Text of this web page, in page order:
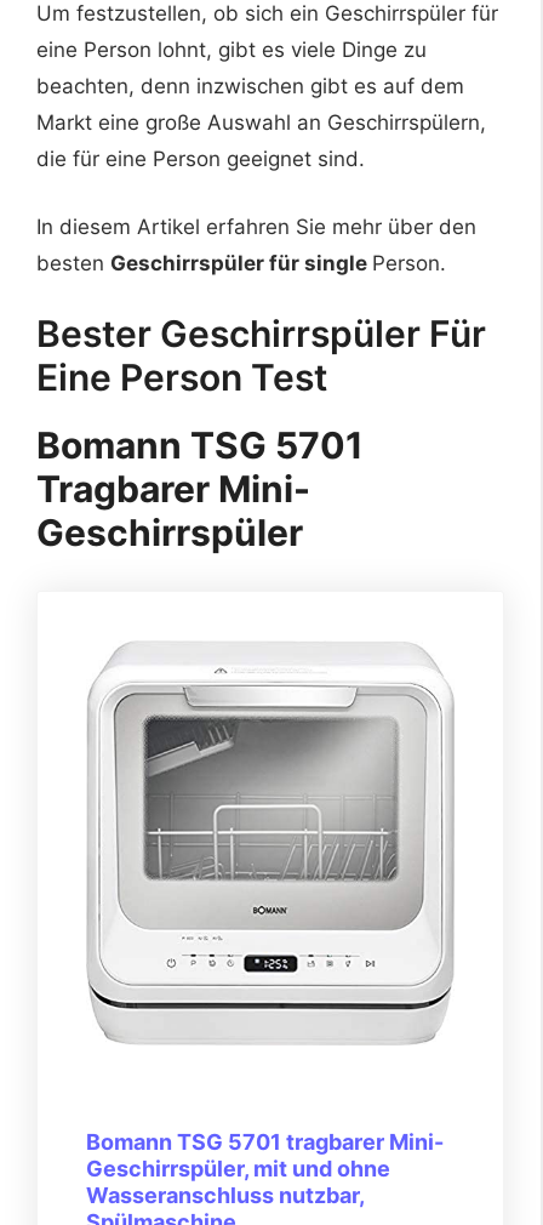
Um festzustellen, ob sich ein Geschirrspüler für
eine Person lohnt, gibt es viele Dinge zu
beachten, denn inzwischen gibt es auf dem
Markt eine große Auswahl an Geschirrspülern,
die für eine Person geeignet sind.
In diesem Artikel erfahren Sie mehr über den
besten Geschirrspüler für single Person.
Bester Geschirrspüler Für
Eine Person Test
Bomann TSG 5701
Tragbarer Mini-
Geschirrspüler
Bomann TSG 5701 tragbarer Mini-
Geschirrspüler, mit und ohne
Wasseranschluss nutzbar,